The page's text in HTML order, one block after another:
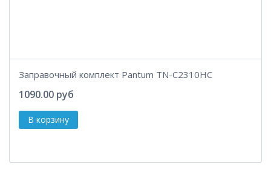
Заправочный комплект Pantum TN-C2310HC
1090.00 руб